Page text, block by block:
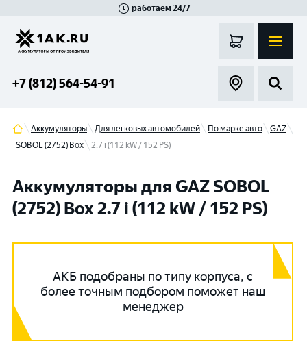
работаем 24/7
+7 (812) 564-54-91
Аккумуляторы Для легковых автомобилей По марке авто
GAZ
SOBOL (2752) Box
2.7 i (112 kW / 152 PS)
Аккумуляторы для GAZ SOBOL
(2752) Box 2.7 i (112 kW / 152 PS)
АКБ подобраны по типу корпуса, с
более точным подбором поможет наш
менеджер
Гатчина